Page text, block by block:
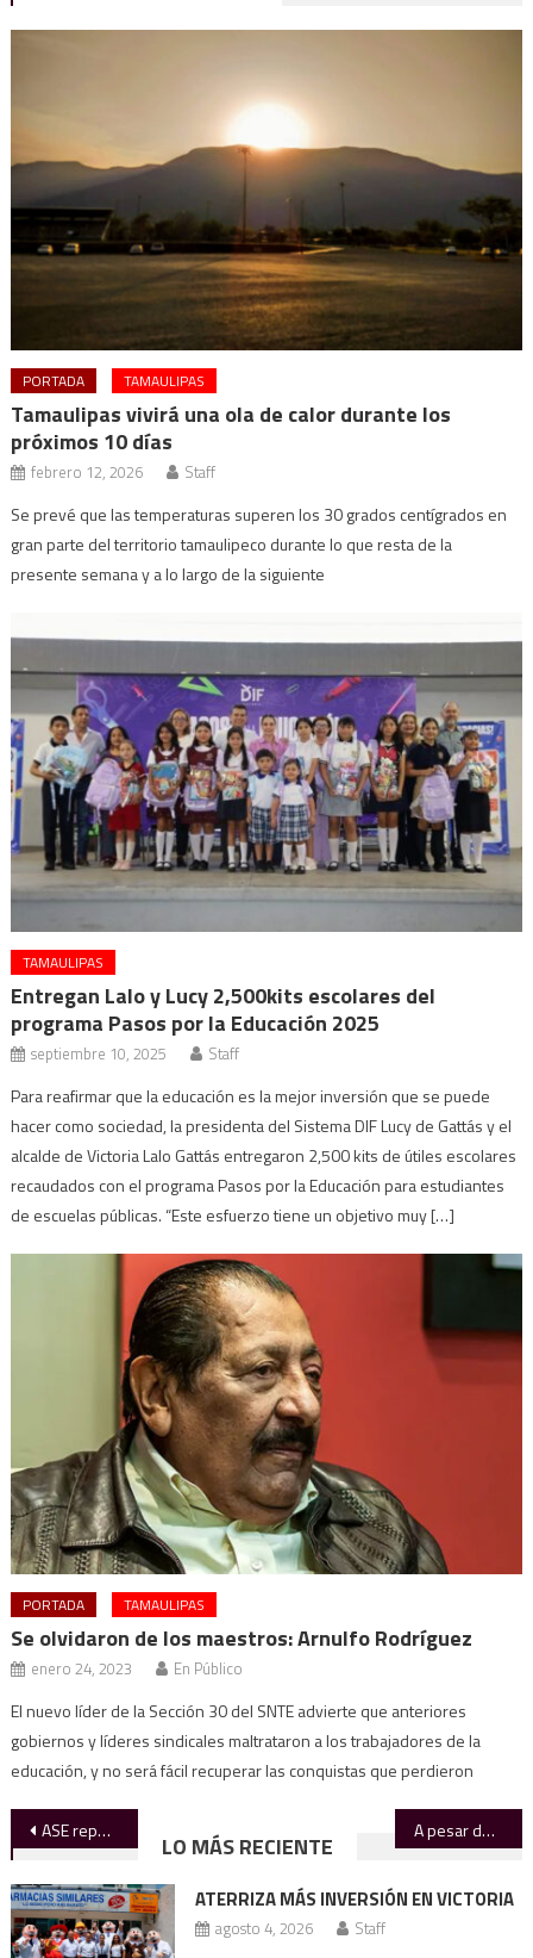
PORTADA TAMAULIPAS
Tamaulipas vivirá una ola de calor durante los
próximos 10 días
febrero 12, 2026 Staff
Se prevé que las temperaturas superen los 30 grados centígrados en
gran parte del territorio tamaulipeco durante lo que resta de la
presente semana y a lo largo de la siguiente
TAMAULIPAS
Entregan Lalo y Lucy 2,500kits escolares del
programa Pasos por la Educación 2025
septiembre 10, 2025 Staff
Para reafirmar que la educación es la mejor inversión que se puede
hacer como sociedad, la presidenta del Sistema DIF Lucy de Gattás y el
alcalde de Victoria Lalo Gattás entregaron 2,500 kits de útiles escolares
recaudados con el programa Pasos por la Educación para estudiantes
de escuelas públicas. “Este esfuerzo tiene un objetivo muy […]
PORTADA TAMAULIPAS
Se olvidaron de los maestros: Arnulfo Rodríguez
enero 24, 2023 En Público
El nuevo líder de la Sección 30 del SNTE advierte que anteriores
gobiernos y líderes sindicales maltrataron a los trabajadores de la
educación, y no será fácil recuperar las conquistas que perdieron
Navegación
de
entradas
ASE reporta 26% más observaciones en cuentas públicas 2024 A pesar de la lluvia, persiste el tandeo en Ciudad Victoria
LO MÁS RECIENTE
ATERRIZA MÁS INVERSIÓN EN VICTORIA
agosto 4, 2026 Staff